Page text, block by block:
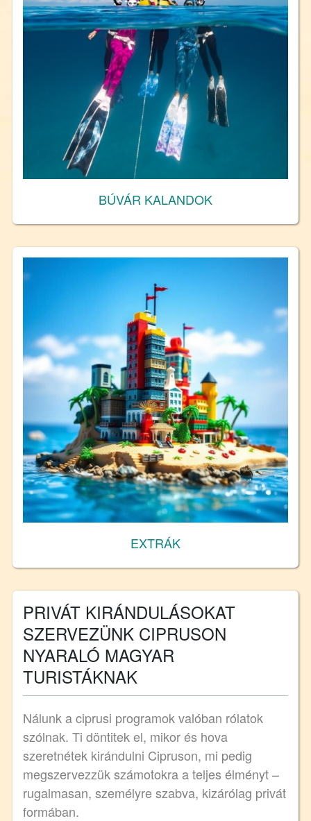
BÚVÁR KALANDOK
EXTRÁK
PRIVÁT KIRÁNDULÁSOKAT
SZERVEZÜNK CIPRUSON
NYARALÓ MAGYAR
TURISTÁKNAK
Nálunk a ciprusi programok valóban rólatok
szólnak. Ti döntitek el, mikor és hova
szeretnétek kirándulni Cipruson, mi pedig
megszervezzük számotokra a teljes élményt –
rugalmasan, személyre szabva, kizárólag privát
formában.